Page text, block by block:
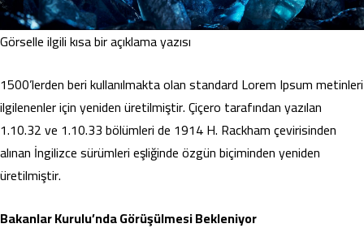
Görselle ilgili kısa bir açıklama yazısı
1500’lerden beri kullanılmakta olan standard Lorem Ipsum metinleri
ilgilenenler için yeniden üretilmiştir. Çiçero tarafından yazılan
1.10.32 ve 1.10.33 bölümleri de 1914 H. Rackham çevirisinden
alınan İngilizce sürümleri eşliğinde özgün biçiminden yeniden
üretilmiştir.
Bakanlar Kurulu’nda Görüşülmesi Bekleniyor